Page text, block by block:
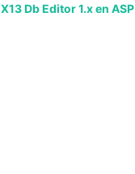
X13 Db Editor 1.x en ASP